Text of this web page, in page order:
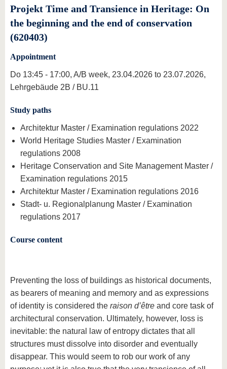
Projekt Time and Transience in Heritage: On
the beginning and the end of conservation
(620403)
Appointment
Do 13:45 - 17:00, A/B week, 23.04.2026 to 23.07.2026,
Lehrgebäude 2B / BU.11
Study paths
Architektur Master / Examination regulations 2022
World Heritage Studies Master / Examination
regulations 2008
Heritage Conservation and Site Management Master /
Examination regulations 2015
Architektur Master / Examination regulations 2016
Stadt- u. Regionalplanung Master / Examination
regulations 2017
Course content
Preventing the loss of buildings as historical documents,
as bearers of meaning and memory and as expressions
of identity is considered the raison d’être and core task of
architectural conservation. Ultimately, however, loss is
inevitable: the natural law of entropy dictates that all
structures must dissolve into disorder and eventually
disappear. This would seem to rob our work of any